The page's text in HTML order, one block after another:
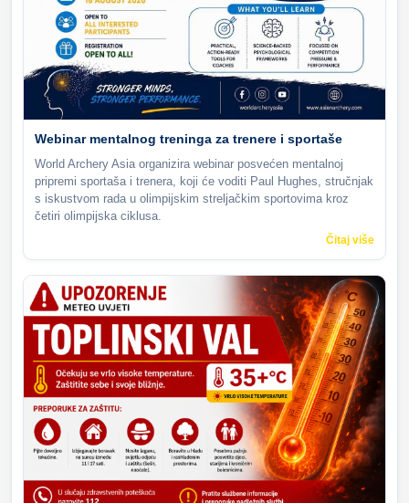
Webinar mentalnog treninga za trenere i sportaše
World Archery Asia organizira webinar posvećen mentalnoj
pripremi sportaša i trenera, koji će voditi Paul Hughes, stručnjak
s iskustvom rada u olimpijskim streljačkim sportovima kroz
četiri olimpijska ciklusa.
Čitaj više